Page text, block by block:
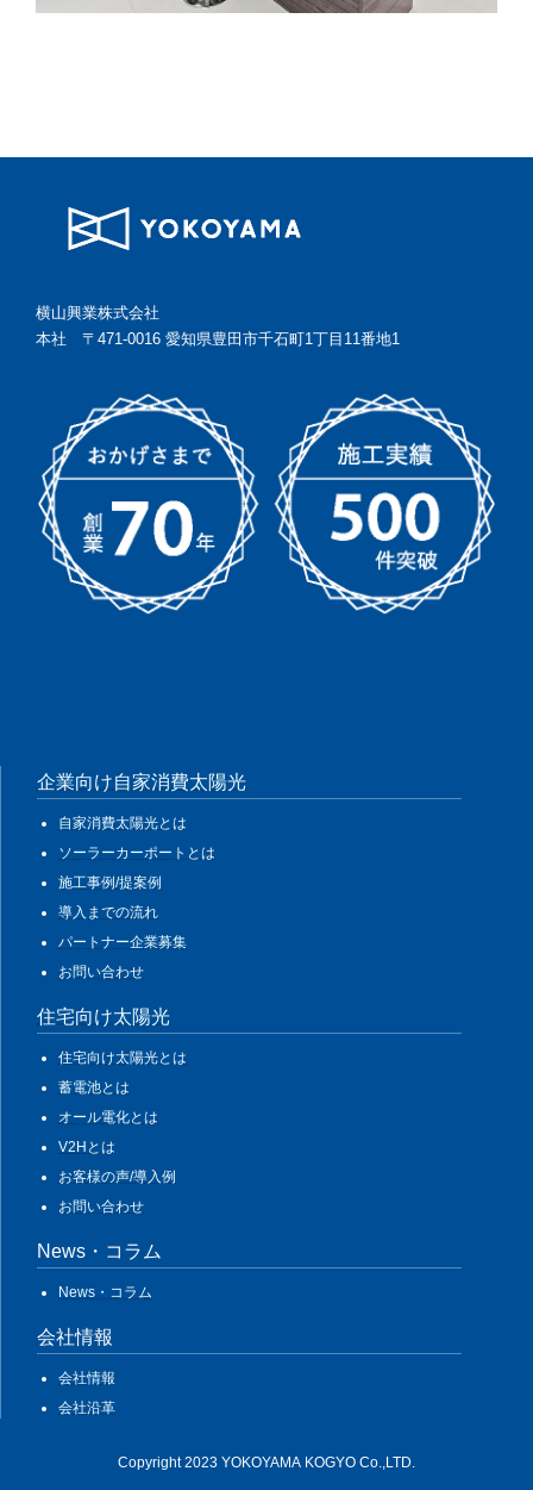
横山興業株式会社
本社 〒471-0016 愛知県豊田市千石町1丁目11番地1
企業向け自家消費太陽光
自家消費太陽光とは
ソーラーカーポートとは
施工事例/提案例
導入までの流れ
パートナー企業募集
お問い合わせ
住宅向け太陽光
住宅向け太陽光とは
蓄電池とは
オール電化とは
V2Hとは
お客様の声/導入例
お問い合わせ
News・コラム
News・コラム
会社情報
会社情報
会社沿革
Copyright 2023 YOKOYAMA KOGYO Co.,LTD.